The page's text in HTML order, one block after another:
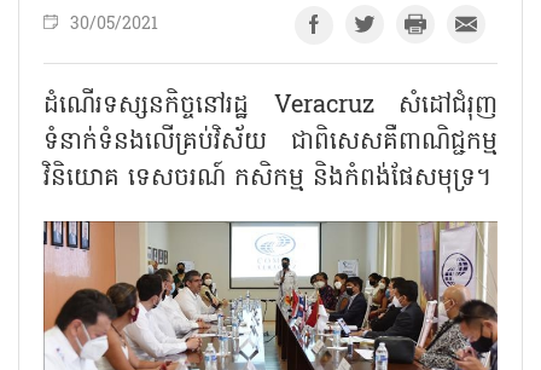
30/05/2021
ដំណើរទស្សនកិច្ចនៅរដ្ឋ Veracruz សំដៅជំរុញ
ទំនាក់ទំនងលើគ្រប់វិស័យ ជាពិសេសគឺពាណិជ្ជកម្ម
វិនិយោគ ទេសចរណ៍ កសិកម្ម និងកំពង់ផែសមុទ្រ។